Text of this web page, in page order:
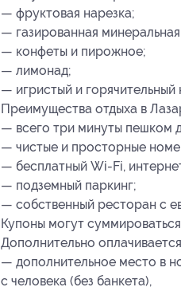
— фруктовая нарезка;
— газированная
— конфеты и пирожное;
— лимонад;
— игристый и горячительный
Преимущества отдыха в
— всего три минуты пешком
— чистые и просторные
— бесплатный Wi-Fi,
— подземный паркинг;
— собственный ресторан с
Купоны могут
Дополнительно
— дополнительное место в
с человека (без банкета),